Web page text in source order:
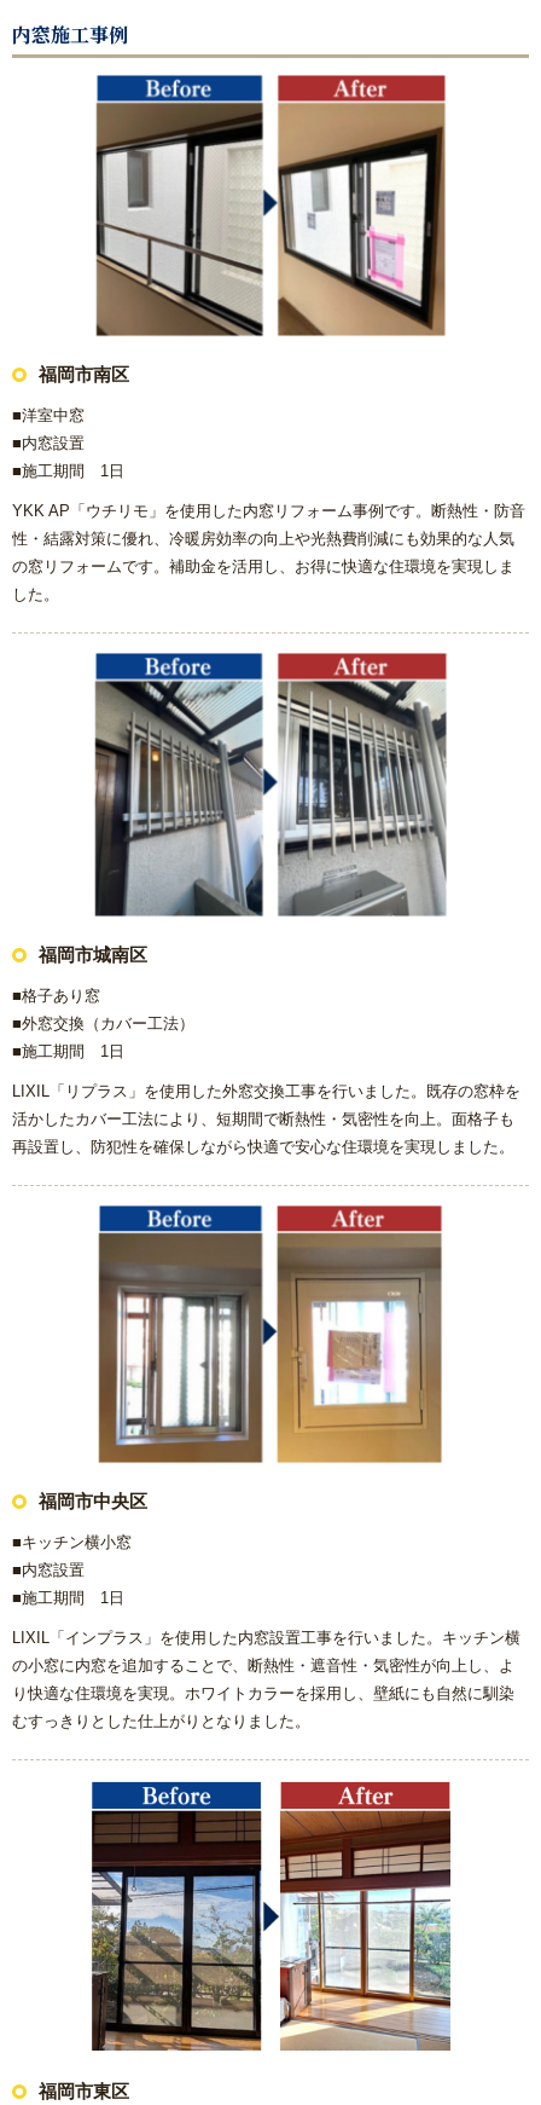
内窓施工事例
福岡市南区
■洋室中窓
■内窓設置
■施工期間 1日
YKK AP「ウチリモ」を使用した内窓リフォーム事例です。断熱性・防音
性・結露対策に優れ、冷暖房効率の向上や光熱費削減にも効果的な人気
の窓リフォームです。補助金を活用し、お得に快適な住環境を実現しま
した。
福岡市城南区
■格子あり窓
■外窓交換（カバー工法）
■施工期間 1日
LIXIL「リプラス」を使用した外窓交換工事を行いました。既存の窓枠を
活かしたカバー工法により、短期間で断熱性・気密性を向上。面格子も
再設置し、防犯性を確保しながら快適で安心な住環境を実現しました。
福岡市中央区
■キッチン横小窓
■内窓設置
■施工期間 1日
LIXIL「インプラス」を使用した内窓設置工事を行いました。キッチン横
の小窓に内窓を追加することで、断熱性・遮音性・気密性が向上し、よ
り快適な住環境を実現。ホワイトカラーを採用し、壁紙にも自然に馴染
むすっきりとした仕上がりとなりました。
福岡市東区